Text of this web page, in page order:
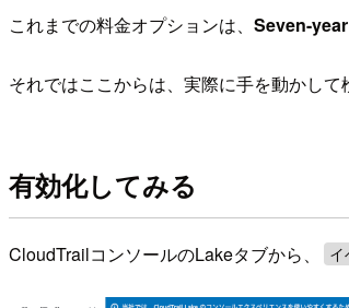
これまでの料金オプションは、 Seven-
それではここからは、実際に手を動かして
有効化してみる
CloudTrailコンソールのLakeタブから、 イ